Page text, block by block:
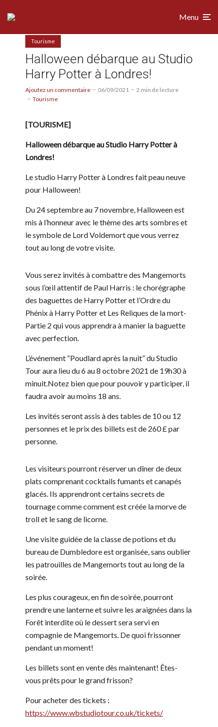
Menu
Tourisme
Halloween débarque au Studio
Harry Potter à Londres!
Ajoutez un commentaire 06/09/2021
2 min de lecture
Tourisme
[TOURISME]
Halloween débarque au Studio Harry Potter à
Londres!
Le studio Harry Potter à Londres fait peau neuve
pour Halloween!
Du 24 septembre au 7 novembre, Halloween est
mis à l’honneur avec le thème des arts sombres et
le symbole de Lord Voldemort que vous verrez
tout au long de votre visite.
Vous serez invités à combattre des Mangemorts
sous l’œil attentif de Paul Harris : le chorégraphe
des baguettes de Harry Potter et l’Ordre du
Phénix à Harry Potter et Les Reliques de la mort-
Partie 2 qui vous apprendra à manier la baguette
avec perfection.
L’événement “Poudlard après la nuit” du Studio
Tour aura lieu du 6 au 8 octobre 2021 de 19h30 à
minuit.Notez bien que pour pouvoir y participer, il
faudra avoir au moins 18 ans.
Les invités seront assis à des tables de 10 ou 12
personnes et le prix des billets est de 260 £ par
personne.
Les visiteurs pourront réserver un dîner de deux
plats comprenant cocktails fumants et canapés
glacés. Ils apprendront certains secrets de
tournage comme comment est créée la morve de
troll et le sang de licorne.
Une visite guidée de la classe de potions et du
bureau de Dumbledore est organisée, sans oublier
les patrouilles de Mangemorts tout au long de la
soirée.
Les plus courageux, en fin de soirée, pourront
prendre une lanterne et suivre les araignées dans la
Forêt interdite où le dessert sera servi en
compagnie de Mangemorts. De quoi frissonner
pendant un moment!
Les billets sont en vente dès maintenant! Êtes-
vous prêts pour le grand frisson?
Pour acheter des tickets :
https://www.wbstudiotour.co.uk/tickets/